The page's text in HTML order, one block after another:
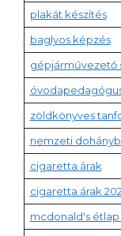
plakát készítés
baglyos képzés
gépjárművezető
zöldkönyves
nemzeti
cigaretta árak
cigaretta árak
mcdonald's étlap